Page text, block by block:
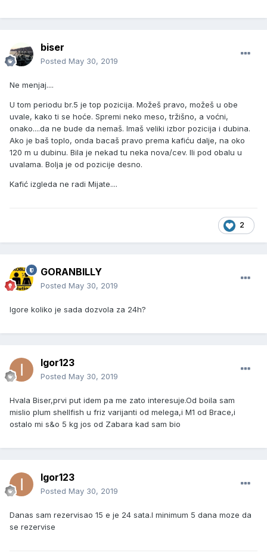
biser
Posted May 30, 2019
Ne menjaj....
U tom periodu br.5 je top pozicija. Možeš pravo, možeš u obe
uvale, kako ti se hoće. Spremi neko meso, tržišno, a voćni,
onako....da ne bude da nemaš. Imaš veliki izbor pozicija i dubina.
Ako je baš toplo, onda bacaš pravo prema kafiću dalje, na oko
120 m u dubinu. Bila je nekad tu neka nova/cev. Ili pod obalu u
uvalama. Bolja je od pozicije desno.
Kafić izgleda ne radi Mijate....
2
GORANBILLY
Posted May 30, 2019
Igore koliko je sada dozvola za 24h?
Igor123
Posted May 30, 2019
Hvala Biser,prvi put idem pa me zato interesuje.Od boila sam
mislio plum shellfish u friz varijanti od melega,i M1 od Brace,i
ostalo mi s&o 5 kg jos od Zabara kad sam bio
Igor123
Posted May 30, 2019
Danas sam rezervisao 15 e je 24 sata.I minimum 5 dana moze da
se rezervise